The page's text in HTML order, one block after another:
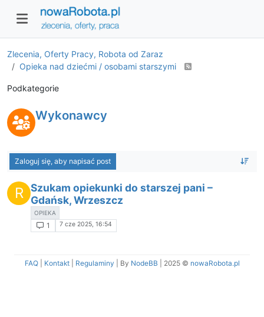
Zlecenia, Oferty Pracy, Robota od Zaraz
Opieka nad dziećmi / osobami starszymi
Podkategorie
Wykonawcy
Zaloguj się, aby napisać post
R
Szukam opiekunki do starszej pani –
Gdańsk, Wrzeszcz
OPIEKA
1 7 cze 2025, 16:54
FAQ| Kontakt| Regulaminy | By NodeBB 2025 © nowaRobota.pl